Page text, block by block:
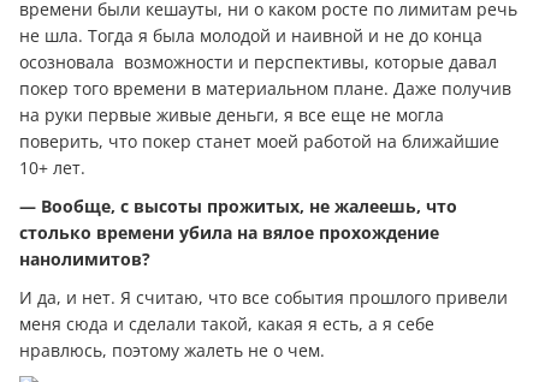
времени были кeшауты, ни о каком росте по лимитам речь
не шла. Тогда я была молодой и наивной и не до конца
осозновала возможности и перспективы, которые давал
покер того времени в материальном плане. Даже получив
на руки первые живые дeньги, я все еще не могла
поверить, что покер станет моей работой на ближайшие
10+ лет.
— Вообще, с высоты прожитых, не жалеешь, что
столько времени убила на вялое прохождение
нанолимитов?
И да, и нет. Я считаю, что все события прошлого привели
меня сюда и сделали такой, какая я есть, а я себе
нравлюсь, поэтому жалеть не о чем.